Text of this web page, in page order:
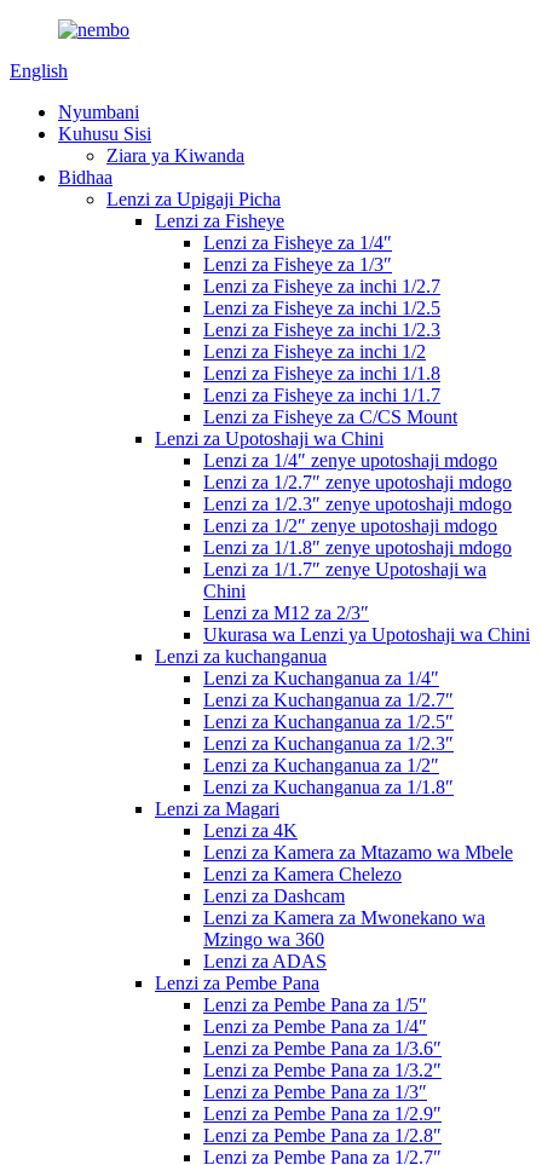
English
Nyumbani
Kuhusu Sisi
Ziara ya Kiwanda
Bidhaa
Lenzi za Upigaji Picha
Lenzi za Fisheye
Lenzi za Fisheye za 1/4″
Lenzi za Fisheye za 1/3″
Lenzi za Fisheye za inchi 1/2.7
Lenzi za Fisheye za inchi 1/2.5
Lenzi za Fisheye za inchi 1/2.3
Lenzi za Fisheye za inchi 1/2
Lenzi za Fisheye za inchi 1/1.8
Lenzi za Fisheye za inchi 1/1.7
Lenzi za Fisheye za C/CS Mount
Lenzi za Upotoshaji wa Chini
Lenzi za 1/4″ zenye upotoshaji mdogo
Lenzi za 1/2.7″ zenye upotoshaji mdogo
Lenzi za 1/2.3″ zenye upotoshaji mdogo
Lenzi za 1/2″ zenye upotoshaji mdogo
Lenzi za 1/1.8″ zenye upotoshaji mdogo
Lenzi za 1/1.7″ zenye Upotoshaji wa
Chini
Lenzi za M12 za 2/3″
Ukurasa wa Lenzi ya Upotoshaji wa Chini
Lenzi za kuchanganua
Lenzi za Kuchanganua za 1/4″
Lenzi za Kuchanganua za 1/2.7″
Lenzi za Kuchanganua za 1/2.5″
Lenzi za Kuchanganua za 1/2.3″
Lenzi za Kuchanganua za 1/2″
Lenzi za Kuchanganua za 1/1.8″
Lenzi za Magari
Lenzi za 4K
Lenzi za Kamera za Mtazamo wa Mbele
Lenzi za Kamera Chelezo
Lenzi za Dashcam
Lenzi za Kamera za Mwonekano wa
Mzingo wa 360
Lenzi za ADAS
Lenzi za Pembe Pana
Lenzi za Pembe Pana za 1/5″
Lenzi za Pembe Pana za 1/4″
Lenzi za Pembe Pana za 1/3.6″
Lenzi za Pembe Pana za 1/3.2″
Lenzi za Pembe Pana za 1/3″
Lenzi za Pembe Pana za 1/2.9″
Lenzi za Pembe Pana za 1/2.8″
Lenzi za Pembe Pana za 1/2.7″